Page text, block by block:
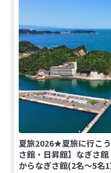
夏旅2026★夏旅に行こ
さ館・日昇館】なぎさ
からなぎさ館(2名～5名